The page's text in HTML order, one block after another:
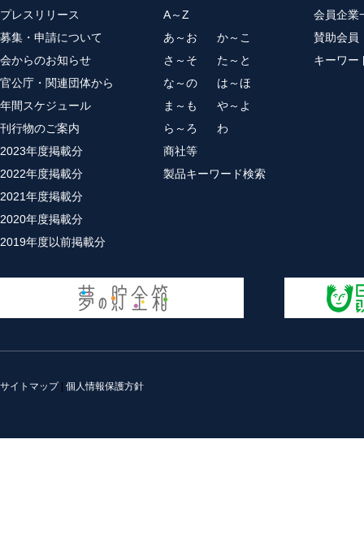
プレスリリース
募集・申請について
会からのお知らせ
官公庁・関連団体から
年間スケジュール
刊行物のご案内
2023年度掲載分
2022年度掲載分
2021年度掲載分
2020年度掲載分
2019年度以前掲載分
A～Z
あ～お
か～こ
さ～そ
た～と
な～の
は～ほ
ま～も
や～よ
ら～ろ
わ
商社等
製品キーワード検索
会員企業
賛助会員
キーワー
サイトマップ| 個人情報保護方針